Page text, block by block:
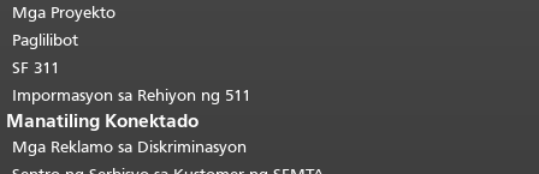
pahina.Bumalik sa tuktok ng
pangunahing nilalaman
Mga Proyekto
Paglilibot
SF 311
Impormasyon sa Rehiyon ng 511
Manatiling Konektado
Mga Reklamo sa Diskriminasyon